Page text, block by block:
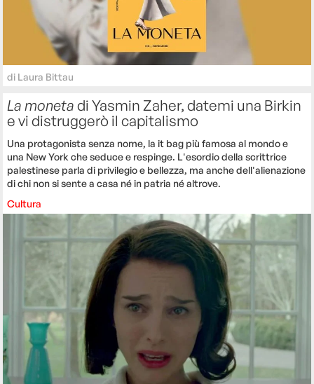
di Laura Bittau
La monetadi Yasmin Zaher, datemi una Birkin
e vi distruggerò il capitalismo
Una protagonista senza nome, la it bag più famosa al mondo e
una New York che seduce e respinge. L'esordio della scrittrice
palestinese parla di privilegio e bellezza, ma anche dell'alienazione
di chi non si sente a casa né in patria né altrove.
Cultura